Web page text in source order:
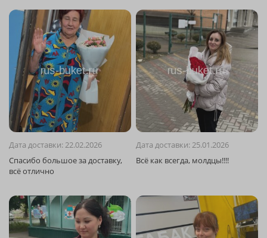
Дата доставки: 22.02.2026 Дата доставки: 25.01.2026